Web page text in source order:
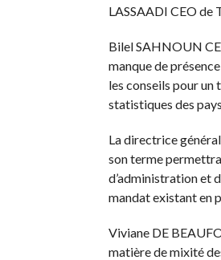
LASSAADI CEO de
Bilel SAHNOUN
manque de
les conseils pour un
statistiques des
La directrice
son terme
d’administration et
mandat existant en
Viviane DE
matière de mixité